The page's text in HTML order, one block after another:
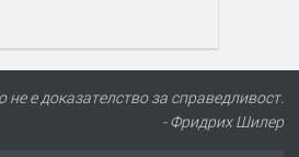
е доказателство за справедливост.
- Фридрих Шилер